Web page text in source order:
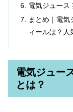
電気ジュース
まとめ｜電
ィールは？人
電気ジュー
とは？